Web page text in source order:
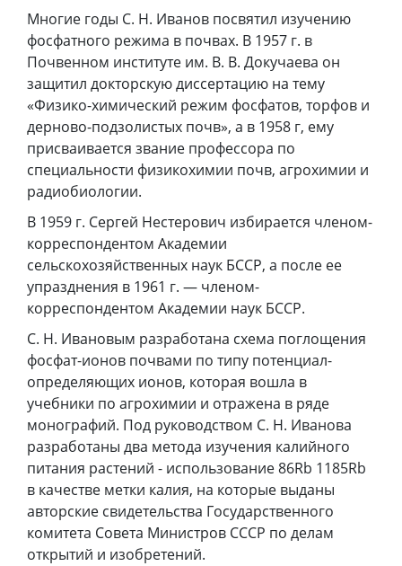
Многие годы С. Н. Иванов посвятил изучению
фосфатного режима в почвах. В 1957 г. в
Почвенном институте им. В. В. Докучаева он
защитил докторскую диссертацию на тему
«Физико-химический режим фосфатов, торфов и
дерново-подзолистых почв», а в 1958 г, ему
присваивается звание профессора по
специальности физикохимии почв, агрохимии и
радиобиологии.
В 1959 г. Сергей Нестерович избирается членом-
корреспондентом Академии
сельскохозяйственных наук БССР, а после ее
упразднения в 1961 г. — членом-
корреспондентом Академии наук БССР.
С. Н. Ивановым разработана схема поглощения
фосфат-ионов почвами по типу потенциал-
определяющих ионов, которая вошла в
учебники по агрохимии и отражена в ряде
монографий. Под руководством С. Н. Иванова
разработаны два метода изучения калийного
питания растений - использование 86Rb 1185Rb
в качестве метки калия, на которые выданы
авторские свидетельства Государственного
комитета Совета Министров СССР по делам
открытий и изобретений.